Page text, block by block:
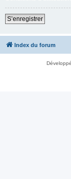
S’enregistrer
Index du forum